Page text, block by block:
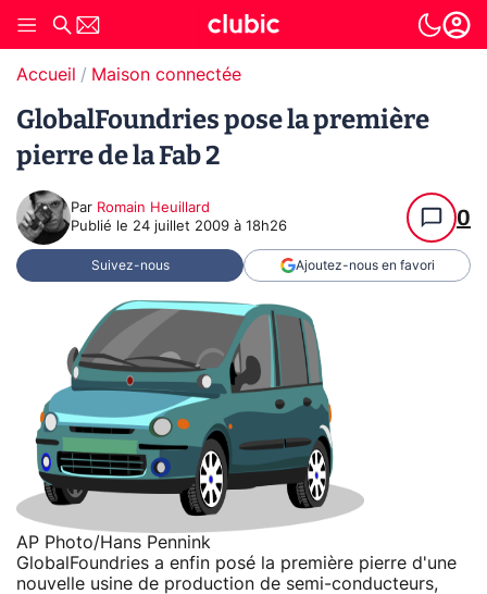
Accueil Maison connectée
GlobalFoundries pose la première
pierre de la Fab 2
Par Romain Heuillard
Publié le 24 juillet 2009 à 18h26 0
Suivez-nous Ajoutez-nous en favori
AP Photo/Hans Pennink
GlobalFoundries a enfin posé la première pierre d'une
nouvelle usine de production de semi-conducteurs,